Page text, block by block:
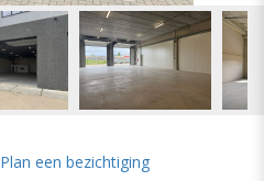
Plan een bezichtiging